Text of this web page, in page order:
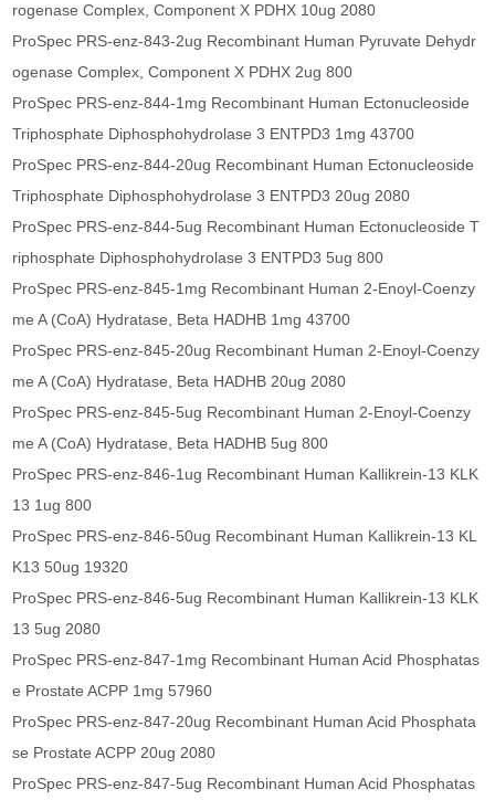
rogenase Complex, Component X PDHX 10ug 2080
ProSpec PRS-enz-843-2ug Recombinant Human Pyruvate Dehydr
ogenase Complex, Component X PDHX 2ug 800
ProSpec PRS-enz-844-1mg Recombinant Human Ectonucleoside
Triphosphate Diphosphohydrolase 3 ENTPD3 1mg 43700
ProSpec PRS-enz-844-20ug Recombinant Human Ectonucleoside
Triphosphate Diphosphohydrolase 3 ENTPD3 20ug 2080
ProSpec PRS-enz-844-5ug Recombinant Human Ectonucleoside T
riphosphate Diphosphohydrolase 3 ENTPD3 5ug 800
ProSpec PRS-enz-845-1mg Recombinant Human 2-Enoyl-Coenzy
me A (CoA) Hydratase, Beta HADHB 1mg 43700
ProSpec PRS-enz-845-20ug Recombinant Human 2-Enoyl-Coenzy
me A (CoA) Hydratase, Beta HADHB 20ug 2080
ProSpec PRS-enz-845-5ug Recombinant Human 2-Enoyl-Coenzy
me A (CoA) Hydratase, Beta HADHB 5ug 800
ProSpec PRS-enz-846-1ug Recombinant Human Kallikrein-13 KLK
13 1ug 800
ProSpec PRS-enz-846-50ug Recombinant Human Kallikrein-13 KL
K13 50ug 19320
ProSpec PRS-enz-846-5ug Recombinant Human Kallikrein-13 KLK
13 5ug 2080
ProSpec PRS-enz-847-1mg Recombinant Human Acid Phosphatas
e Prostate ACPP 1mg 57960
ProSpec PRS-enz-847-20ug Recombinant Human Acid Phosphata
se Prostate ACPP 20ug 2080
ProSpec PRS-enz-847-5ug Recombinant Human Acid Phosphatas